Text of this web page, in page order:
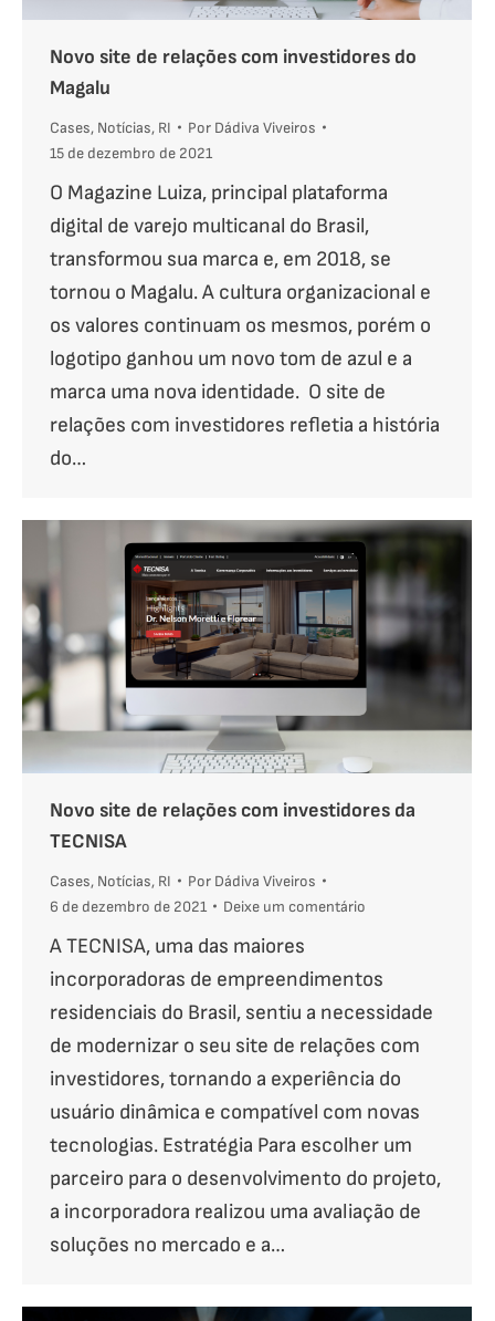
Novo site de relações com investidores do
Magalu
Cases, Notícias, RI Por Dádiva Viveiros
15 de dezembro de 2021
O Magazine Luiza, principal plataforma
digital de varejo multicanal do Brasil,
transformou sua marca e, em 2018, se
tornou o Magalu. A cultura organizacional e
os valores continuam os mesmos, porém o
logotipo ganhou um novo tom de azul e a
marca uma nova identidade. O site de
relações com investidores refletia a história
do…
Novo site de relações com investidores da
TECNISA
Cases, Notícias, RI Por Dádiva Viveiros
6 de dezembro de 2021
Deixe um comentário
A TECNISA, uma das maiores
incorporadoras de empreendimentos
residenciais do Brasil, sentiu a necessidade
de modernizar o seu site de relações com
investidores, tornando a experiência do
usuário dinâmica e compatível com novas
tecnologias. Estratégia Para escolher um
parceiro para o desenvolvimento do projeto,
a incorporadora realizou uma avaliação de
soluções no mercado e a…